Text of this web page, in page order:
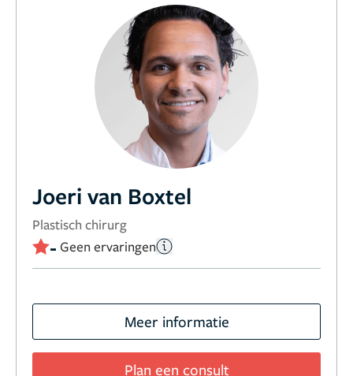
Joeri van Boxtel
Plastisch chirurg
- Geen ervaringen
Meer informatie
Plan een consult